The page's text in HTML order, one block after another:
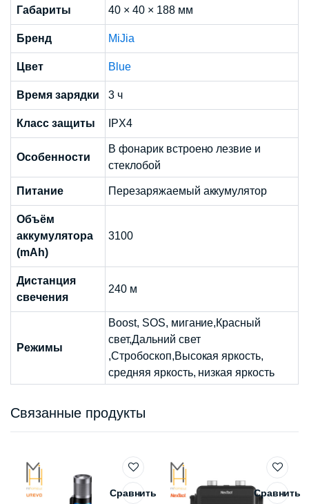
Габариты 40 × 40 × 188 мм
Бренд MiJia
Цвет Blue
Время зарядки 3 ч
Класс защиты IPX4
Особенности
В фонарик встроено лезвие и
стеклобой
Питание Перезаряжаемый аккумулятор
Объём
аккумулятора
(mAh)
3100
Дистанция
свечения
240 м
Режимы
Boost, SOS, мигание,Красный
свет,Дальний свет
,Стробоскоп,Высокая яркость,
средняя яркость, низкая яркость
Связанные продукты
Сравнить Сравнить